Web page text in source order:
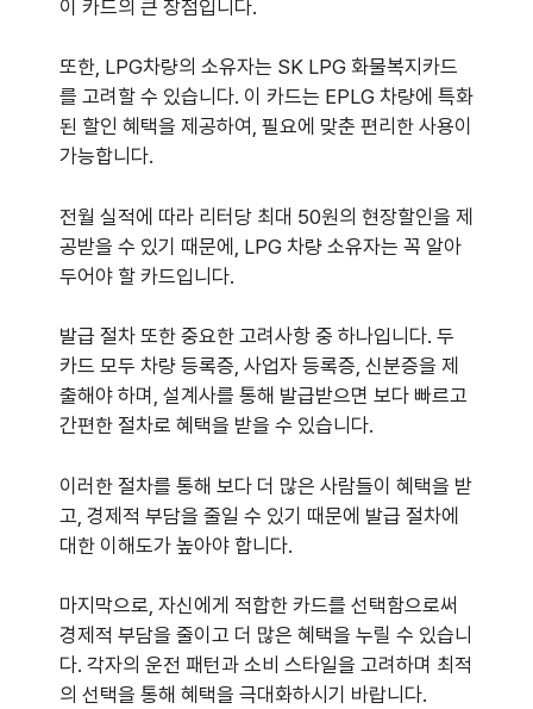
이 카드의 큰 장점입니다.
또한, LPG차량의 소유자는 SK LPG 화물복지카드
를 고려할 수 있습니다. 이 카드는 EPLG 차량에 특화
된 할인 혜택을 제공하여, 필요에 맞춘 편리한 사용이
가능합니다.
전월 실적에 따라 리터당 최대 50원의 현장할인을 제
공받을 수 있기 때문에, LPG 차량 소유자는 꼭 알아
두어야 할 카드입니다.
발급 절차 또한 중요한 고려사항 중 하나입니다. 두
카드 모두 차량 등록증, 사업자 등록증, 신분증을 제
출해야 하며, 설계사를 통해 발급받으면 보다 빠르고
간편한 절차로 혜택을 받을 수 있습니다.
이러한 절차를 통해 보다 더 많은 사람들이 혜택을 받
고, 경제적 부담을 줄일 수 있기 때문에 발급 절차에
대한 이해도가 높아야 합니다.
마지막으로, 자신에게 적합한 카드를 선택함으로써
경제적 부담을 줄이고 더 많은 혜택을 누릴 수 있습니
다. 각자의 운전 패턴과 소비 스타일을 고려하며 최적
의 선택을 통해 혜택을 극대화하시기 바랍니다.